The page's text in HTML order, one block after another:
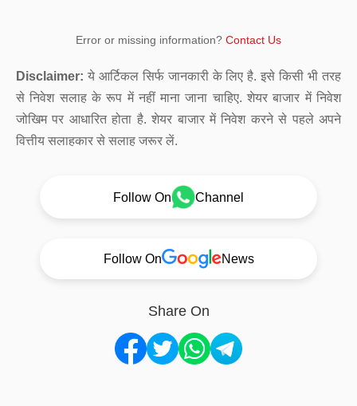
Error or missing information? Contact Us
Disclaimer: ये आर्टिकल सिर्फ जानकारी के लिए है. इसे किसी भी तरह
से निवेश सलाह के रूप में नहीं माना जाना चाहिए. शेयर बाजार में निवेश
जोखिम पर आधारित होता है. शेयर बाजार में निवेश करने से पहले अपने
वित्तीय सलाहकार से सलाह जरूर लें.
Follow On Channel
Follow On News
Share On